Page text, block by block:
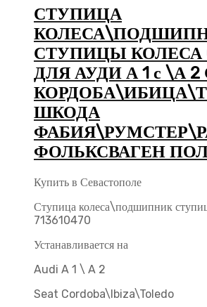
СТУПИЦА
СТУПИЦЫ КОЛЕСА
ДЛЯ АУДИ А 1 с \А 2
ШКОДА
ФОЛЬКСВАГЕН
Купить в Севастополе
Ступица колеса\подшипник
713610470
Устанавливается на
Audi A 1 \ A 2
Seat Cordoba\Ibiza\Toledo